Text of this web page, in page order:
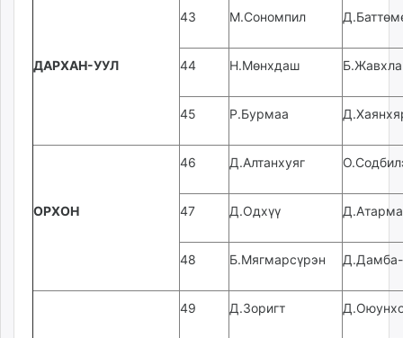
ДАРХАН-УУЛ
43 М.Сономпил
44 Н.Мөнхдаш
45 Р.Бурмаа
ОРХОН
46 Д.Алтанхуяг
47 Д.Одхүү
48 Б.Мягмарсүрэн
49 Д.Зоригт